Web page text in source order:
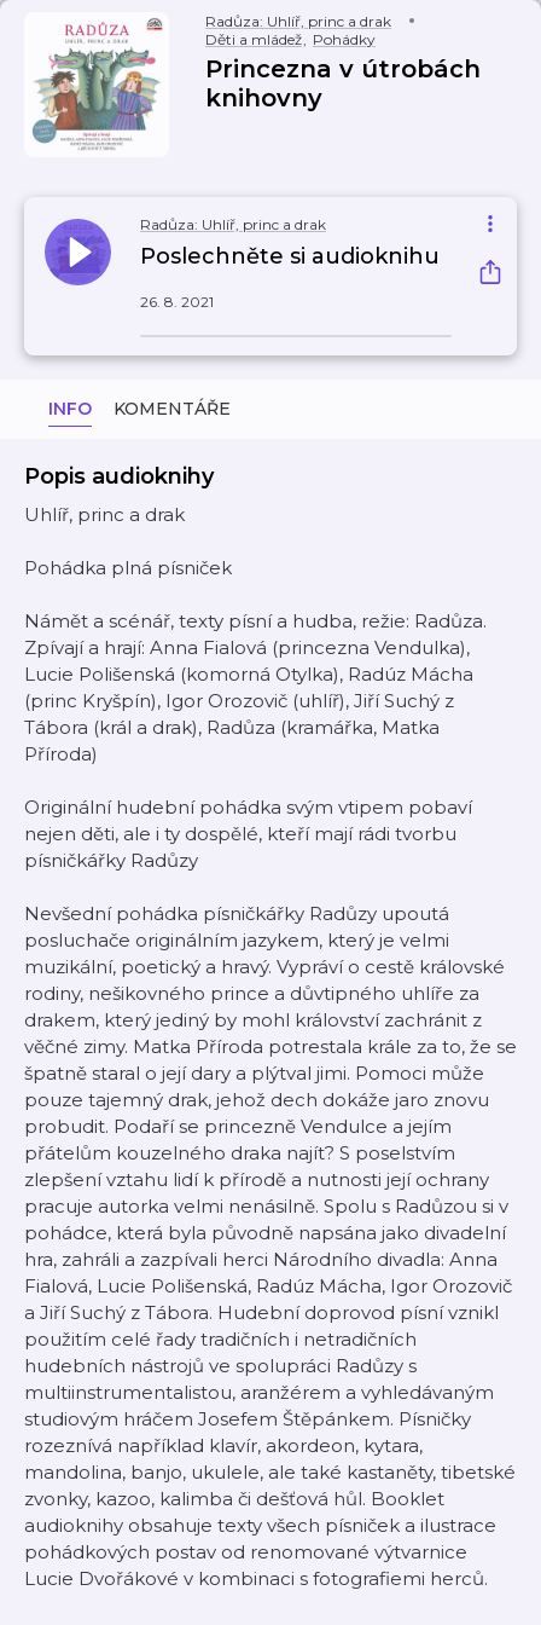
Radůza: Uhlíř, princ a drak
Děti a mládež, Pohádky
Princezna v útrobách
knihovny
Radůza: Uhlíř, princ a drak
Poslechněte si audioknihu
26. 8. 2021
INFO KOMENTÁŘE
Popis audioknihy
Uhlíř, princ a drak
Pohádka plná písniček
Námět a scénář, texty písní a hudba, režie: Radůza.
Zpívají a hrají: Anna Fialová (princezna Vendulka),
Lucie Polišenská (komorná Otylka), Radúz Mácha
(princ Kryšpín), Igor Orozovič (uhlíř), Jiří Suchý z
Tábora (král a drak), Radůza (kramářka, Matka
Příroda)
Originální hudební pohádka svým vtipem pobaví
nejen děti, ale i ty dospělé, kteří mají rádi tvorbu
písničkářky Radůzy
Nevšední pohádka písničkářky Radůzy upoutá
posluchače originálním jazykem, který je velmi
muzikální, poetický a hravý. Vypráví o cestě královské
rodiny, nešikovného prince a důvtipného uhlíře za
drakem, který jediný by mohl království zachránit z
věčné zimy. Matka Příroda potrestala krále za to, že se
špatně staral o její dary a plýtval jimi. Pomoci může
pouze tajemný drak, jehož dech dokáže jaro znovu
probudit. Podaří se princezně Vendulce a jejím
přátelům kouzelného draka najít? S poselstvím
zlepšení vztahu lidí k přírodě a nutnosti její ochrany
pracuje autorka velmi nenásilně. Spolu s Radůzou si v
pohádce, která byla původně napsána jako divadelní
hra, zahráli a zazpívali herci Národního divadla: Anna
Fialová, Lucie Polišenská, Radúz Mácha, Igor Orozovič
a Jiří Suchý z Tábora. Hudební doprovod písní vznikl
použitím celé řady tradičních i netradičních
hudebních nástrojů ve spolupráci Radůzy s
multiinstrumentalistou, aranžérem a vyhledávaným
studiovým hráčem Josefem Štěpánkem. Písničky
rozeznívá například klavír, akordeon, kytara,
mandolina, banjo, ukulele, ale také kastaněty, tibetské
zvonky, kazoo, kalimba či dešťová hůl. Booklet
audioknihy obsahuje texty všech písniček a ilustrace
pohádkových postav od renomované výtvarnice
Lucie Dvořákové v kombinaci s fotografiemi herců.